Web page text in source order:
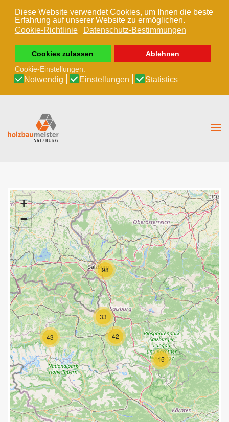
Diese Website verwendet Cookies, um Ihnen die beste
Erfahrung auf unserer Website zu ermöglichen.
Cookie-Richtlinie
Datenschutz-Bestimmungen
Cookies zulassen
Ablehnen
Cookie-Einstellungen:
Notwendig Einstellungen Statistics
Zum Hauptinhalt springen
15
33
42
43
98
+
−